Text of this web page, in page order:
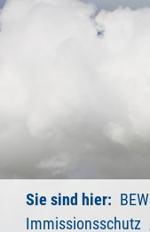
Sie sind hier: BEW
Immissionsschutz